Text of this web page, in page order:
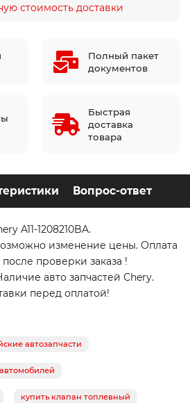
стоимость доставки
Полный пакет
документов
Быстрая
доставка
товара
Вопрос-ответ
A11-1208210BA.
изменение цены. Оплата
проверки заказа !
авто запчастей Chery.
перед оплатой!
автозапчасти
купить клапан топлевный